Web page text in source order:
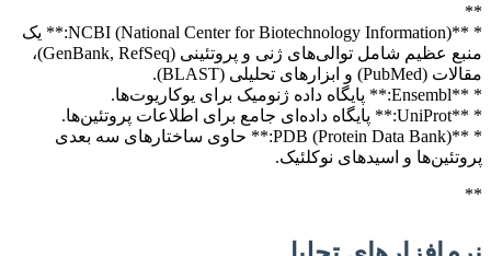
**
* **NCBI (National Center for Biotechnology Information):** یک
منبع عظیم شامل توالی‌های ژنی و پروتئینی (GenBank, RefSeq)،
مقالات (PubMed) و ابزارهای تحلیلی (BLAST).
* **Ensembl:** پایگاه داده ژنومیک برای یوکاریوت‌ها.
* **UniProt:** پایگاه داده‌ای جامع برای اطلاعات پروتئین‌ها.
* **PDB (Protein Data Bank):** حاوی ساختارهای سه بعدی
پروتئین‌ها و اسیدهای نوکلئیک.
**